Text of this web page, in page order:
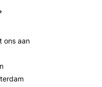
ons aan